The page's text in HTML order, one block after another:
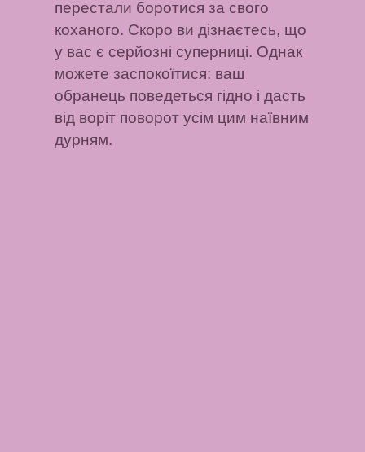
перестали боротися за свого
коханого. Скоро ви дізнаєтесь, що
у вас є серйозні суперниці. Однак
можете заспокоїтися: ваш
обранець поведеться гідно і дасть
від воріт поворот усім цим наївним
дурням.